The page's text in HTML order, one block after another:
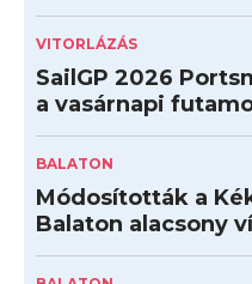
VITORLÁZÁS
SailGP 2026
a vasárnapi
BALATON
Módosították a
Balaton alacsony